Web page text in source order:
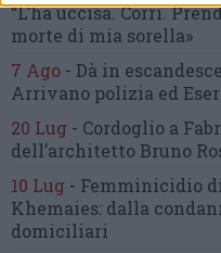
“L’ha uccisa. Corri.
morte di mia sorella»
7 Ago - Dà in
Arrivano polizia ed
20 Lug - Cordoglio a
dell’architetto Bruno
10 Lug - Femminicidio
Khemaies: dalla
domiciliari